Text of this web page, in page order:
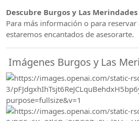
Descubre Burgos y Las
Para más información o para reservar
estaremos encantados de asesorarte.
Imágenes Burgos y Las